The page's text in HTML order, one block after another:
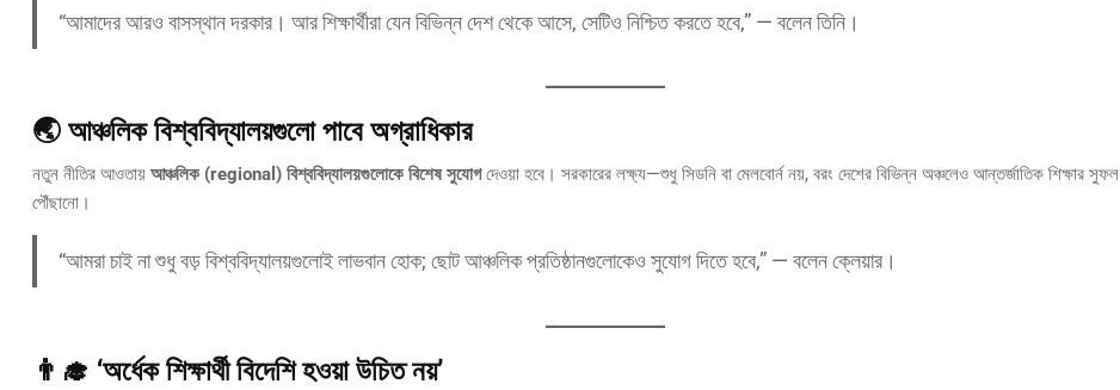
“আমাদের আরও বাসস্থান দরকার। আর শিক্ষার্থীরা যেন বিভিন্ন দেশ থেকে আসে, সেটিও নিশ্চিত করতে হবে,” — বলেন তিনি।
🌏 আঞ্চলিক বিশ্ববিদ্যালয়গুলো পাবে অগ্রাধিকার
নতুন নীতির আওতায় আঞ্চলিক (regional) বিশ্ববিদ্যালয়গুলোকে বিশেষ সুযোগদেওয়া হবে। সরকারের লক্ষ্য—শুধু সিডনি বা মেলবোর্ন নয়, বরং দেশের বিভিন্ন অঞ্চলেও আন্তর্জাতিক শিক্ষার সুফল
পৌঁছানো।
“আমরা চাই না শুধু বড় বিশ্ববিদ্যালয়গুলোই লাভবান হোক; ছোট আঞ্চলিক প্রতিষ্ঠানগুলোকেও সুযোগ দিতে হবে,” — বলেন ক্লেয়ার।
👨‍🎓 ‘অর্ধেক শিক্ষার্থী বিদেশি হওয়া উচিত নয়’